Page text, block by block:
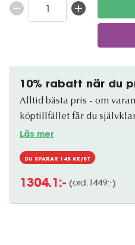
10% rabatt när du
Alltid bästa pris - om
köptillfället får du
Läs mer
DU SPARAR 145 KR/ST
1304.1 :- (ord.1449:-)